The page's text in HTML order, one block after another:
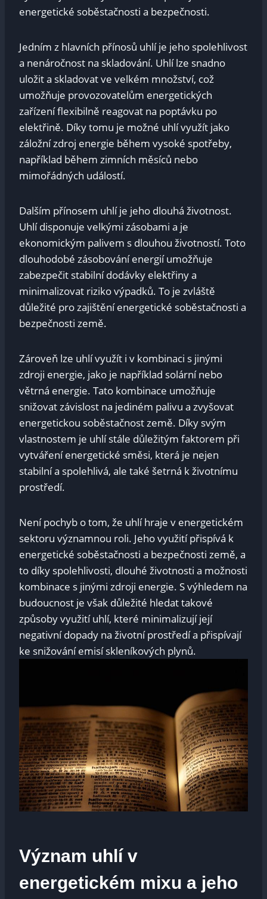
energetické soběstačnosti a bezpečnosti.
Jedním z hlavních přínosů uhlí je jeho spolehlivost
a nenáročnost na skladování. Uhlí lze snadno
uložit a skladovat ve velkém množství, což
umožňuje provozovatelům energetických
zařízení flexibilně reagovat na poptávku po
elektřině. Díky tomu je možné uhlí využít jako
záložní zdroj energie během vysoké spotřeby,
například během zimních měsíců nebo
mimořádných událostí.
Dalším přínosem uhlí je jeho dlouhá životnost.
Uhlí disponuje velkými zásobami a je
ekonomickým palivem s dlouhou životností. Toto
dlouhodobé zásobování energií umožňuje
zabezpečit stabilní dodávky elektřiny a
minimalizovat riziko výpadků. To je zvláště
důležité pro zajištění energetické soběstačnosti a
bezpečnosti země.
Zároveň lze uhlí využít i v kombinaci s jinými
zdroji energie, jako je například solární nebo
větrná energie. Tato kombinace umožňuje
snižovat závislost na jediném palivu a zvyšovat
energetickou soběstačnost země. Díky svým
vlastnostem je uhlí stále důležitým faktorem při
vytváření energetické směsi, která je nejen
stabilní a spolehlivá, ale také šetrná k životnímu
prostředí.
Není pochyb o tom, že uhlí hraje v energetickém
sektoru významnou roli. Jeho využití přispívá k
energetické soběstačnosti a bezpečnosti země, a
to díky spolehlivosti, dlouhé životnosti a možnosti
kombinace s jinými zdroji energie. S výhledem na
budoucnost je však důležité hledat takové
způsoby využití uhlí, které minimalizují její
negativní dopady na životní prostředí a přispívají
ke snižování emisí skleníkových plynů.
Význam uhlí v
energetickém mixu a jeho